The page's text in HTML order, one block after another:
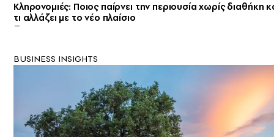
Κληρονομιές: Ποιος παίρνει την περιουσία χωρίς διαθήκη
τι αλλάζει με το νέο πλαίσιο
BUSINESS INSIGHTS